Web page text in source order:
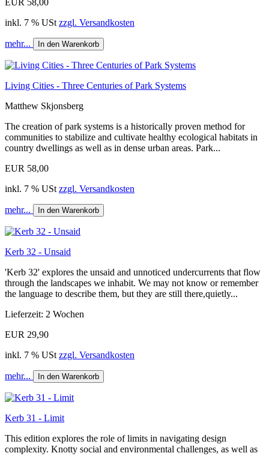
inkl. 7 % USt zzgl. Versandkosten
mehr... In den Warenkorb
Living Cities - Three Centuries of Park Systems
Matthew Skjonsberg
The creation of park systems is a historically proven method for
communities to stabilize and cultivate healthy ecological habitats in
country dwellings as well as in dense urban areas. Park...
EUR 58,00
inkl. 7 % USt zzgl. Versandkosten
mehr... In den Warenkorb
Kerb 32 - Unsaid
'Kerb 32' explores the unsaid and unnoticed undercurrents that flow
through the landscapes we inhabit. We may not know or remember
the language to describe them, but they are still there,quietly...
Lieferzeit: 2 Wochen
EUR 29,90
inkl. 7 % USt zzgl. Versandkosten
mehr... In den Warenkorb
Kerb 31 - Limit
This edition explores the role of limits in navigating design
complexity. Knotty social and environmental challenges, as well as